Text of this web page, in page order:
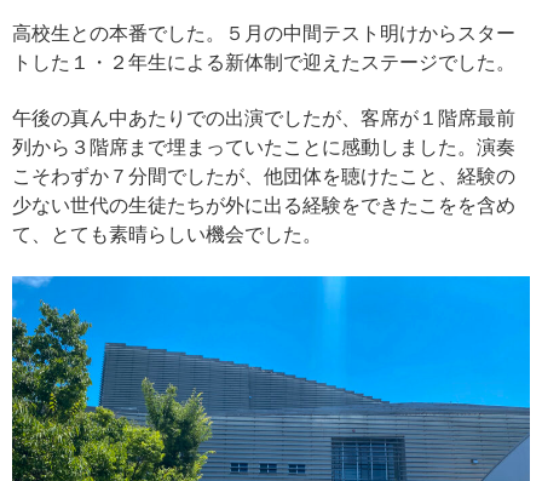
高校生との本番でした。５月の中間テスト明けからスター
トした１・２年生による新体制で迎えたステージでした。
午後の真ん中あたりでの出演でしたが、客席が１階席最前
列から３階席まで埋まっていたことに感動しました。演奏
こそわずか７分間でしたが、他団体を聴けたこと、経験の
少ない世代の生徒たちが外に出る経験をできたこをを含め
て、とても素晴らしい機会でした。